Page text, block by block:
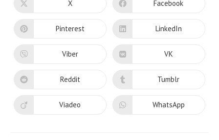
X Facebook
Pinterest LinkedIn
Viber VK
Reddit Tumblr
Viadeo WhatsApp